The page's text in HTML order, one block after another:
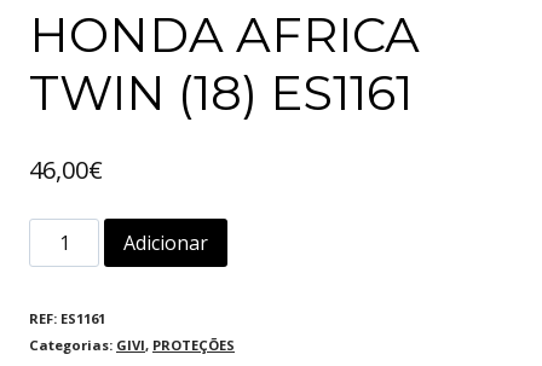
HONDA AFRICA
TWIN (18) ES1161
46,00€
Quantidade
de
BASE
DE
Adicionar
REF: ES1161
Categorias: GIVI, PROTEÇÕES